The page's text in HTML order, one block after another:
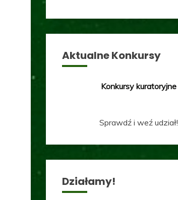
Aktualne Konkursy
Konkursy kuratoryjne
Sprawdź i weź udział!
Działamy!